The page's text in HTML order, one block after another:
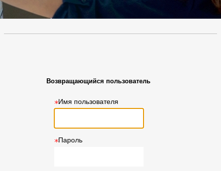
Возвращающийся пользователь
Имя пользователя
.
Обязательно
Пароль
.
Обязательно